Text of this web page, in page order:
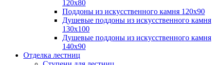
120х80
Поддоны из искусственного камня 120х90
Душевые поддоны из искусственного камня
130х100
Душевые поддоны из искусственного камня
140х90
Отделка лестниц